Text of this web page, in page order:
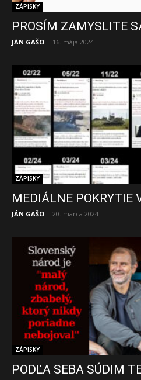
ZÁPISKY
PROSÍM ZAMYSLITE
JÁN GAŠO - 16. mája 2024
ZÁPISKY
MEDIÁLNE POKRYTIE
JÁN GAŠO - 20. marca 2024
ZÁPISKY
PODĽA SEBA SÚDIM